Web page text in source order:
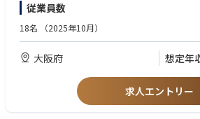
とりの課題に合わせた最適な投資プランを提案
対応・資産相談】WEB広告からのお問い合わせ
況や投資目的をヒアリング。一人ひとりのニー
パートの提案を行います。（※反響営業のため
よる新規開拓はありません）【投資用木造ア
売。資産形成や相続・節税対策などの観点も踏
提案します。融資手続きについても金融機関と
従業員数
18名 （2025年10月）
大阪府 想定年
求人エントリー